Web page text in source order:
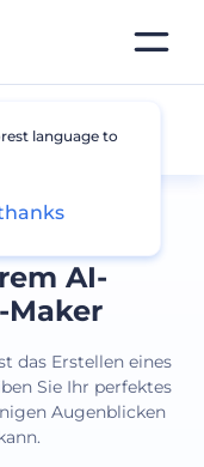
AI-
Maker
das Erstellen eines
Sie Ihr perfektes
Augenblicken
language to